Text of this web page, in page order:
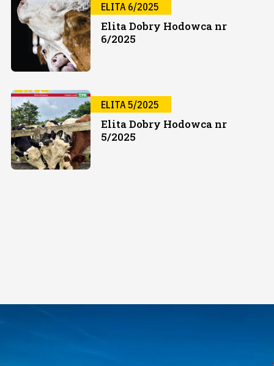
ELITA 6/2025
Elita Dobry Hodowca nr
6/2025
ELITA 5/2025
Elita Dobry Hodowca nr
5/2025